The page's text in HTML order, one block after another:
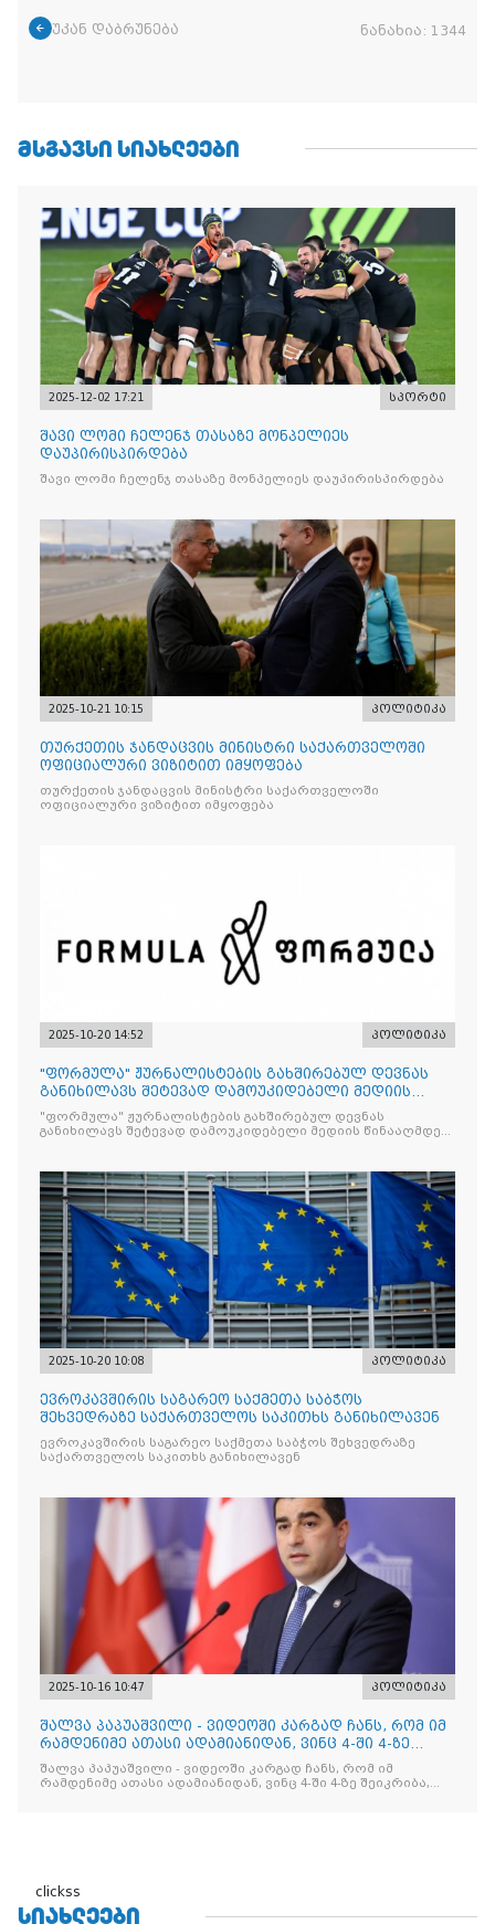
უკან დაბრუნება ნანახია: 1344
ᲛᲡᲒᲐᲕᲡᲘ ᲡᲘᲐᲮᲚᲔᲔᲑᲘ
2025-12-02 17:21 სპორტი
შავი ლომი ჩელენჯ თასაზე მონპელიეს
დაუპირისპირდება
შავი ლომი ჩელენჯ თასაზე მონპელიეს დაუპირისპირდება
2025-10-21 10:15 პოლიტიკა
თურქეთის ჯანდაცვის მინისტრი საქართველოში
ოფიციალური ვიზიტით იმყოფება
თურქეთის ჯანდაცვის მინისტრი საქართველოში
ოფიციალური ვიზიტით იმყოფება
2025-10-20 14:52 პოლიტიკა
"ფორმულა" ჟურნალისტების გახშირებულ დევნას
განიხილავს შეტევად დამოუკიდებელი მედიის
წინააღმდ
"ფორმულა" ჟურნალისტების გახშირებულ დევნას
განიხილავს შეტევად დამოუკიდებელი მედიის წინააღმდეგ,
2025-10-20 10:08 პოლიტიკა
ევროკავშირის საგარეო საქმეთა საბჭოს
შეხვედრაზე საქართველოს საკითხს განიხილავენ
ევროკავშირის საგარეო საქმეთა საბჭოს შეხვედრაზე
საქართველოს საკითხს განიხილავენ
2025-10-16 10:47 პოლიტიკა
შალვა პაპუაშვილი - ვიდეოში კარგად ჩანს, რომ იმ
რამდენიმე ათასი ადამიანიდან, ვინც 4-ში 4-ზე
შეიკრიბა,
შალვა პაპუაშვილი - ვიდეოში კარგად ჩანს, რომ იმ
რამდენიმე ათასი ადამიანიდან, ვინც 4-ში 4-ზე შეიკრიბა,
clickss
ᲡᲘᲐᲮᲚᲔᲔᲑᲘ